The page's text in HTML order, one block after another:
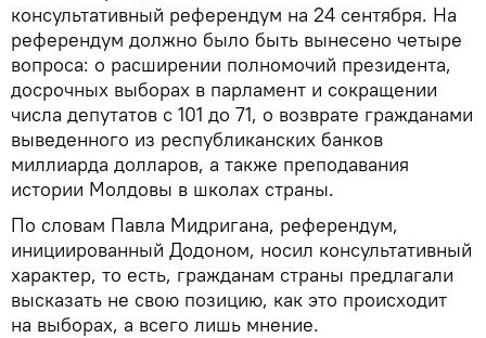
консультативный референдум на 24 сентября. На
референдум должно было быть вынесено четыре
вопроса: о расширении полномочий президента,
досрочных выборах в парламент и сокращении
числа депутатов с 101 до 71, о возврате гражданами
выведенного из республиканских банков
миллиарда долларов, а также преподавания
истории Молдовы в школах страны.
По словам Павла Мидригана, референдум,
инициированный Додоном, носил консультативный
характер, то есть, гражданам страны предлагали
высказать не свою позицию, как это происходит
на выборах, а всего лишь мнение.